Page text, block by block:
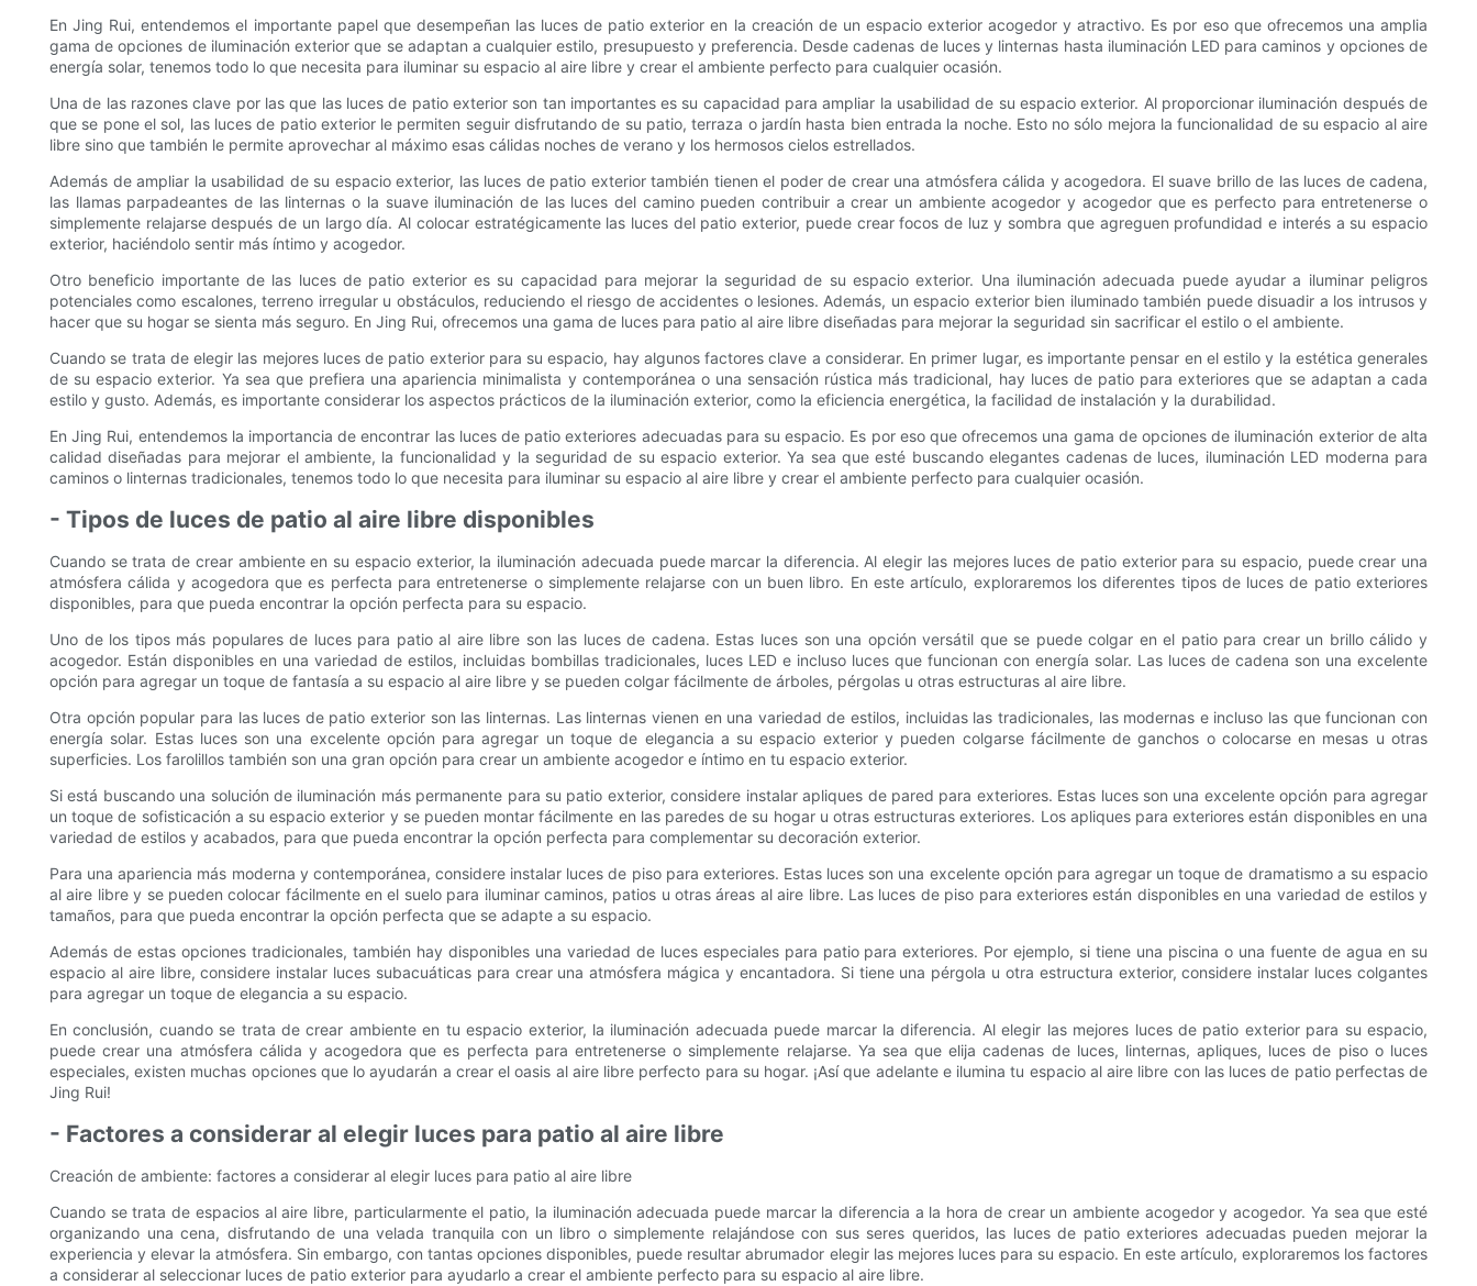
En Jing Rui, entendemos el importante papel que desempeñan las luces de patio exterior en la creación de un espacio exterior acogedor y atractivo. Es por eso que ofrecemos una amplia
gama de opciones de iluminación exterior que se adaptan a cualquier estilo, presupuesto y preferencia. Desde cadenas de luces y linternas hasta iluminación LED para caminos y opciones de
energía solar, tenemos todo lo que necesita para iluminar su espacio al aire libre y crear el ambiente perfecto para cualquier ocasión.
Una de las razones clave por las que las luces de patio exterior son tan importantes es su capacidad para ampliar la usabilidad de su espacio exterior. Al proporcionar iluminación después de
que se pone el sol, las luces de patio exterior le permiten seguir disfrutando de su patio, terraza o jardín hasta bien entrada la noche. Esto no sólo mejora la funcionalidad de su espacio al aire
libre sino que también le permite aprovechar al máximo esas cálidas noches de verano y los hermosos cielos estrellados.
Además de ampliar la usabilidad de su espacio exterior, las luces de patio exterior también tienen el poder de crear una atmósfera cálida y acogedora. El suave brillo de las luces de cadena,
las llamas parpadeantes de las linternas o la suave iluminación de las luces del camino pueden contribuir a crear un ambiente acogedor y acogedor que es perfecto para entretenerse o
simplemente relajarse después de un largo día. Al colocar estratégicamente las luces del patio exterior, puede crear focos de luz y sombra que agreguen profundidad e interés a su espacio
exterior, haciéndolo sentir más íntimo y acogedor.
Otro beneficio importante de las luces de patio exterior es su capacidad para mejorar la seguridad de su espacio exterior. Una iluminación adecuada puede ayudar a iluminar peligros
potenciales como escalones, terreno irregular u obstáculos, reduciendo el riesgo de accidentes o lesiones. Además, un espacio exterior bien iluminado también puede disuadir a los intrusos y
hacer que su hogar se sienta más seguro. En Jing Rui, ofrecemos una gama de luces para patio al aire libre diseñadas para mejorar la seguridad sin sacrificar el estilo o el ambiente.
Cuando se trata de elegir las mejores luces de patio exterior para su espacio, hay algunos factores clave a considerar. En primer lugar, es importante pensar en el estilo y la estética generales
de su espacio exterior. Ya sea que prefiera una apariencia minimalista y contemporánea o una sensación rústica más tradicional, hay luces de patio para exteriores que se adaptan a cada
estilo y gusto. Además, es importante considerar los aspectos prácticos de la iluminación exterior, como la eficiencia energética, la facilidad de instalación y la durabilidad.
En Jing Rui, entendemos la importancia de encontrar las luces de patio exteriores adecuadas para su espacio. Es por eso que ofrecemos una gama de opciones de iluminación exterior de alta
calidad diseñadas para mejorar el ambiente, la funcionalidad y la seguridad de su espacio exterior. Ya sea que esté buscando elegantes cadenas de luces, iluminación LED moderna para
caminos o linternas tradicionales, tenemos todo lo que necesita para iluminar su espacio al aire libre y crear el ambiente perfecto para cualquier ocasión.
- Tipos de luces de patio al aire libre disponibles
Cuando se trata de crear ambiente en su espacio exterior, la iluminación adecuada puede marcar la diferencia. Al elegir las mejores luces de patio exterior para su espacio, puede crear una
atmósfera cálida y acogedora que es perfecta para entretenerse o simplemente relajarse con un buen libro. En este artículo, exploraremos los diferentes tipos de luces de patio exteriores
disponibles, para que pueda encontrar la opción perfecta para su espacio.
Uno de los tipos más populares de luces para patio al aire libre son las luces de cadena. Estas luces son una opción versátil que se puede colgar en el patio para crear un brillo cálido y
acogedor. Están disponibles en una variedad de estilos, incluidas bombillas tradicionales, luces LED e incluso luces que funcionan con energía solar. Las luces de cadena son una excelente
opción para agregar un toque de fantasía a su espacio al aire libre y se pueden colgar fácilmente de árboles, pérgolas u otras estructuras al aire libre.
Otra opción popular para las luces de patio exterior son las linternas. Las linternas vienen en una variedad de estilos, incluidas las tradicionales, las modernas e incluso las que funcionan con
energía solar. Estas luces son una excelente opción para agregar un toque de elegancia a su espacio exterior y pueden colgarse fácilmente de ganchos o colocarse en mesas u otras
superficies. Los farolillos también son una gran opción para crear un ambiente acogedor e íntimo en tu espacio exterior.
Si está buscando una solución de iluminación más permanente para su patio exterior, considere instalar apliques de pared para exteriores. Estas luces son una excelente opción para agregar
un toque de sofisticación a su espacio exterior y se pueden montar fácilmente en las paredes de su hogar u otras estructuras exteriores. Los apliques para exteriores están disponibles en una
variedad de estilos y acabados, para que pueda encontrar la opción perfecta para complementar su decoración exterior.
Para una apariencia más moderna y contemporánea, considere instalar luces de piso para exteriores. Estas luces son una excelente opción para agregar un toque de dramatismo a su espacio
al aire libre y se pueden colocar fácilmente en el suelo para iluminar caminos, patios u otras áreas al aire libre. Las luces de piso para exteriores están disponibles en una variedad de estilos y
tamaños, para que pueda encontrar la opción perfecta que se adapte a su espacio.
Además de estas opciones tradicionales, también hay disponibles una variedad de luces especiales para patio para exteriores. Por ejemplo, si tiene una piscina o una fuente de agua en su
espacio al aire libre, considere instalar luces subacuáticas para crear una atmósfera mágica y encantadora. Si tiene una pérgola u otra estructura exterior, considere instalar luces colgantes
para agregar un toque de elegancia a su espacio.
En conclusión, cuando se trata de crear ambiente en tu espacio exterior, la iluminación adecuada puede marcar la diferencia. Al elegir las mejores luces de patio exterior para su espacio,
puede crear una atmósfera cálida y acogedora que es perfecta para entretenerse o simplemente relajarse. Ya sea que elija cadenas de luces, linternas, apliques, luces de piso o luces
especiales, existen muchas opciones que lo ayudarán a crear el oasis al aire libre perfecto para su hogar. ¡Así que adelante e ilumina tu espacio al aire libre con las luces de patio perfectas de
Jing Rui!
- Factores a considerar al elegir luces para patio al aire libre
Creación de ambiente: factores a considerar al elegir luces para patio al aire libre
Cuando se trata de espacios al aire libre, particularmente el patio, la iluminación adecuada puede marcar la diferencia a la hora de crear un ambiente acogedor y acogedor. Ya sea que esté
organizando una cena, disfrutando de una velada tranquila con un libro o simplemente relajándose con sus seres queridos, las luces de patio exteriores adecuadas pueden mejorar la
experiencia y elevar la atmósfera. Sin embargo, con tantas opciones disponibles, puede resultar abrumador elegir las mejores luces para su espacio. En este artículo, exploraremos los factores
a considerar al seleccionar luces de patio exterior para ayudarlo a crear el ambiente perfecto para su espacio al aire libre.